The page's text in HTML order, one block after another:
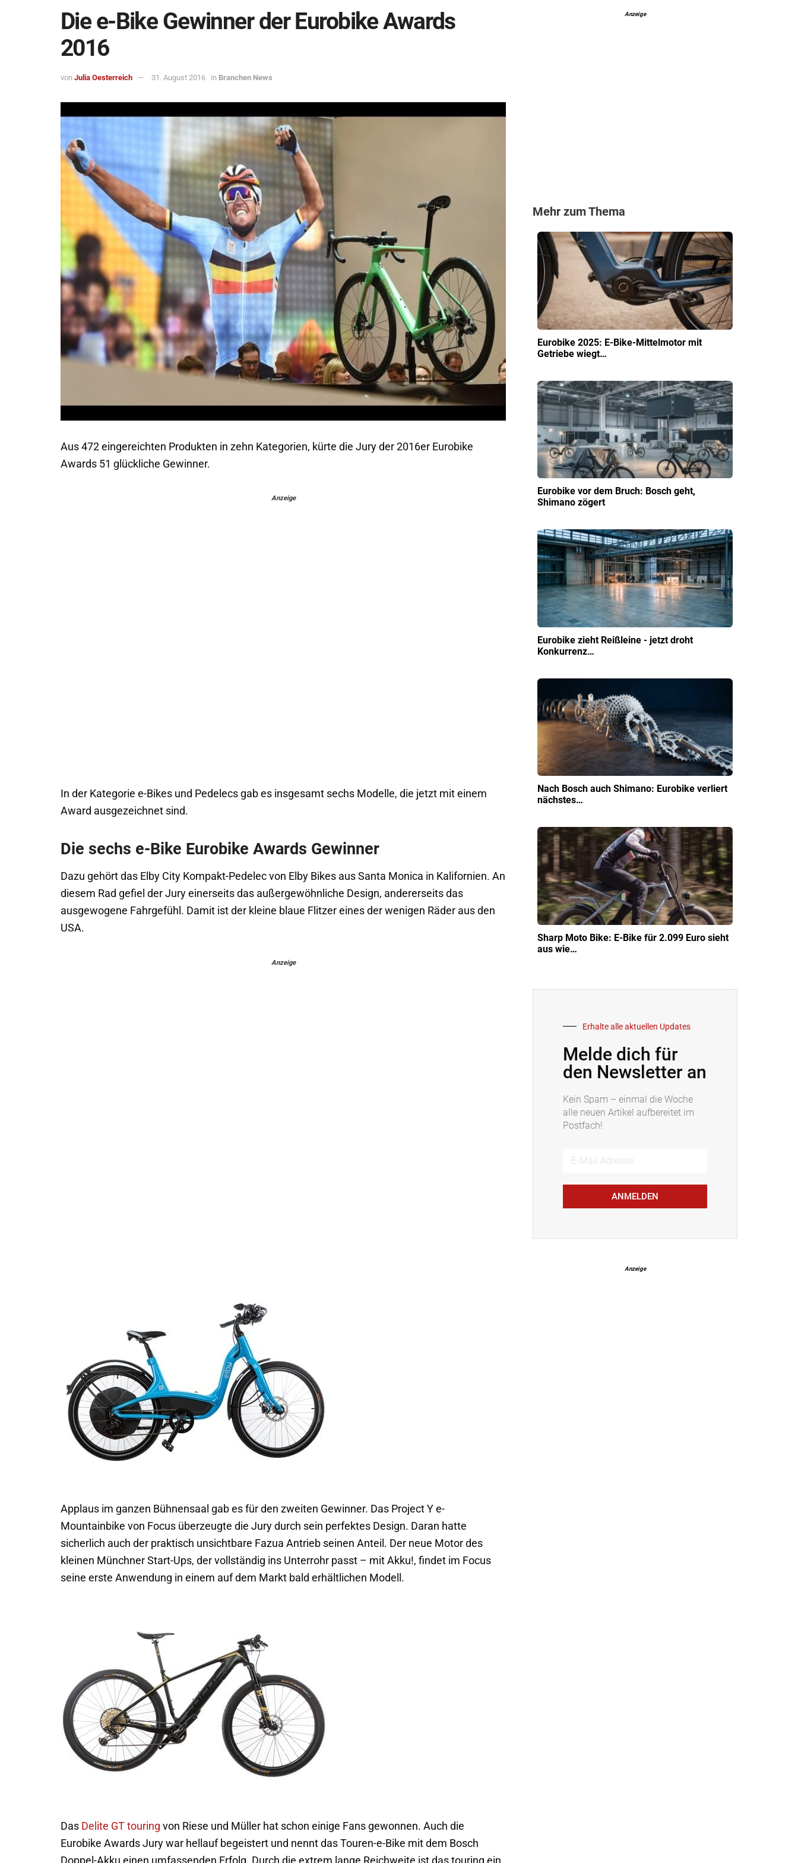
Die e-Bike Gewinner der Eurobike Awards
2016
von Julia Oesterreich 31. August 2016 in Branchen News
Aus 472 eingereichten Produkten in zehn Kategorien, kürte die Jury der 2016er Eurobike
Awards 51 glückliche Gewinner.
Anzeige
In der Kategorie e-Bikes und Pedelecs gab es insgesamt sechs Modelle, die jetzt mit einem
Award ausgezeichnet sind.
Die sechs e-Bike Eurobike Awards Gewinner
Dazu gehört das Elby City Kompakt-Pedelec von Elby Bikes aus Santa Monica in Kalifornien. An
diesem Rad gefiel der Jury einerseits das außergewöhnliche Design, andererseits das
ausgewogene Fahrgefühl. Damit ist der kleine blaue Flitzer eines der wenigen Räder aus den
USA.
Anzeige
Applaus im ganzen Bühnensaal gab es für den zweiten Gewinner. Das Project Y e-
Mountainbike von Focus überzeugte die Jury durch sein perfektes Design. Daran hatte
sicherlich auch der praktisch unsichtbare Fazua Antrieb seinen Anteil. Der neue Motor des
kleinen Münchner Start-Ups, der vollständig ins Unterrohr passt – mit Akku!, findet im Focus
seine erste Anwendung in einem auf dem Markt bald erhältlichen Modell.
Das Delite GT touring von Riese und Müller hat schon einige Fans gewonnen. Auch die
Eurobike Awards Jury war hellauf begeistert und nennt das Touren-e-Bike mit dem Bosch
Anzeige
Mehr zum Thema
Eurobike 2025: E-Bike-Mittelmotor mit
Getriebe wiegt…
Eurobike vor dem Bruch: Bosch geht,
Shimano zögert
Eurobike zieht Reißleine - jetzt droht
Konkurrenz…
Nach Bosch auch Shimano: Eurobike verliert
nächstes…
Sharp Moto Bike: E-Bike für 2.099 Euro sieht
aus wie…
Erhalte alle aktuellen Updates
Melde dich für
den Newsletter an
Kein Spam – einmal die Woche
alle neuen Artikel aufbereitet im
Postfach!
ANMELDEN
Anzeige